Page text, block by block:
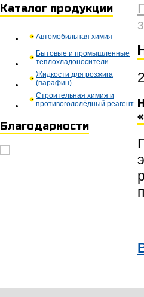
Каталог продукции
Автомобильная химия
Бытовые и промышленные
теплохладоносители
Жидкости для розжига
(парафин)
Строительная химия и
противогололёдный реагент
Благодарности